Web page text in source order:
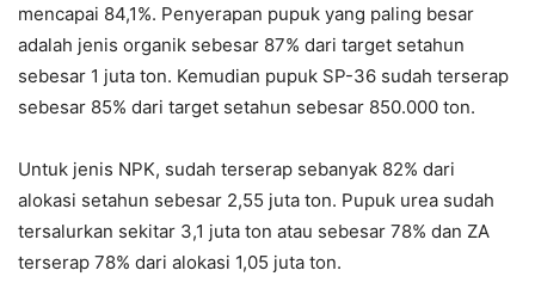
mencapai 84,1%. Penyerapan pupuk yang paling besar
adalah jenis organik sebesar 87% dari target setahun
sebesar 1 juta ton. Kemudian pupuk SP-36 sudah terserap
sebesar 85% dari target setahun sebesar 850.000 ton.
Untuk jenis NPK, sudah terserap sebanyak 82% dari
alokasi setahun sebesar 2,55 juta ton. Pupuk urea sudah
tersalurkan sekitar 3,1 juta ton atau sebesar 78% dan ZA
terserap 78% dari alokasi 1,05 juta ton.